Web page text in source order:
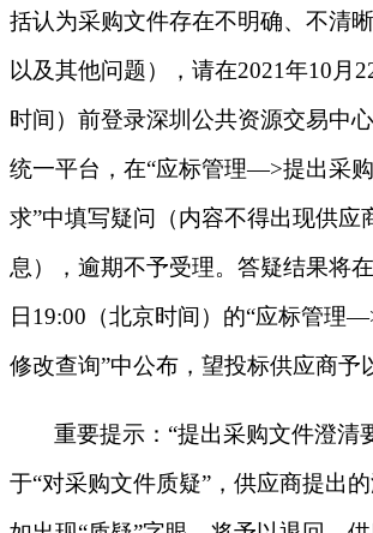
括认为采购文件存在不明确、不清
以及其他问题），请在2021年10 月 2
时间）前登录深圳公共资源交易中
统一平台，在“应标管理—>提出采
求”中填写疑问（内容不得出现供应
息），逾期不予受理。答疑结果将
日19:00（北京时间）的“应标管理
修改查询”中公布，望投标供应商予
重要提示： “提出采购文件澄清
于“对采购文件质疑”，供应商提出